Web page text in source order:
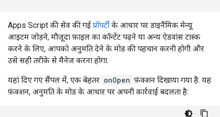
Apps Script की सेव की गई प्रॉपर्टीके आधार पर डाइनैमिक मेन्यू
आइटम जोड़ने, मौजूदा फ़ाइल का कॉन्टेंट पढ़ने या अन्य ऐडवांस टास्क
करने के लिए, आपको अनुमति देने के मोड की पहचान करनी होगी और
उसे सही तरीके से मैनेज करना होगा.
यहां दिए गए सैंपल में, एक बेहतर onOpen फ़ंक्शन दिखाया गया है. यह
फ़ंक्शन, अनुमति के मोड के आधार पर अपनी कार्रवाई बदलता है: